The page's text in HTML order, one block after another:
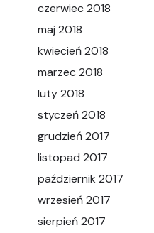
czerwiec 2018
maj 2018
kwiecień 2018
marzec 2018
luty 2018
styczeń 2018
grudzień 2017
listopad 2017
październik 2017
wrzesień 2017
sierpień 2017